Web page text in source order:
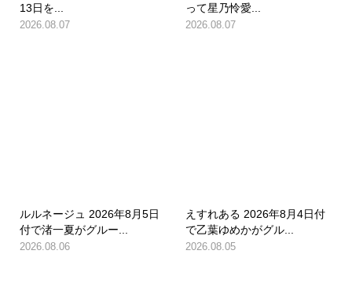
13日を...
2026.08.07
って星乃怜愛...
2026.08.07
ルルネージュ 2026年8月5日
付で渚一夏がグルー...
2026.08.06
えすれある 2026年8月4日付
で乙葉ゆめかがグル...
2026.08.05